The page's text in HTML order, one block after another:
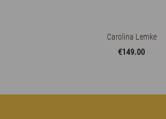
Carolina Lemke
€149.00